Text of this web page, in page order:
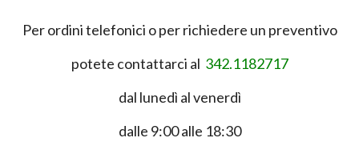
Per ordini telefonici o per richiedere un preventivo
potete contattarci al 342.1182717
dal lunedì al venerdì
dalle 9:00 alle 18:30